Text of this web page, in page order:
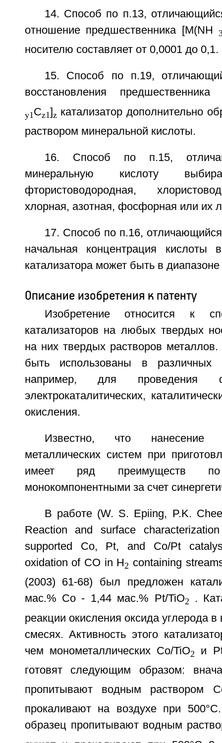
14. Способ по п.13,
отношение предшественника [M(NH
носителю составляет от 0,0001 до 0,1.
15. Способ по п.19,
восстановления предшественника
у1 Cz1]z катализатор дополнительно
раствором минеральной кислоты.
16. Способ по п.15,
минеральную кислоту
фтористоводородная,
хлорная, азотная, фосфорная или их
17. Способ по п.16,
начальная концентрация кислоты
катализатора может быть в
Описание изобретения к патенту
Изобретение относится к
катализаторов на любых твердых
на них твердых растворов металлов.
быть использованы в различных
например, для проведения
электрокаталитических,
окисления.
Известно, что нанесение
металлических систем при
имеет ряд преимуществ
монокомпонентными за счет
В работе (W. S. Epiing, P.K.
Reaction and surface
supported Co, Pt, and Co/Pt
oxidation of CO in H2 containing
(2003) 61-68) был предложен
мас.% Со - 1,44 мас.% Pt/TiO2
.
реакции окисления оксида углерода
смесях. Активность этого
чем монометаллических Co/TiO2
и
готовят следующим образом:
пропитывают водным раствором
прокаливают на воздухе при
образец пропитывают водным